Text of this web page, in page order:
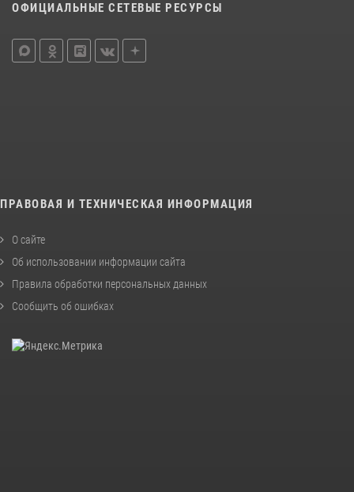
ОФИЦИАЛЬНЫЕ СЕТЕВЫЕ РЕСУРСЫ
ПРАВОВАЯ И ТЕХНИЧЕСКАЯ ИНФОРМАЦИЯ
О сайте
Об использовании информации сайта
Правила обработки персональных данных
Сообщить об ошибках